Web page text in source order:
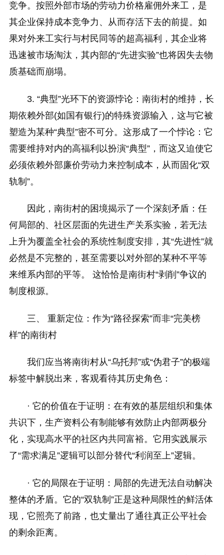
竞争。按照外部市场的劳动力价格雇佣外来工，是
其企业保持成本竞争力、从而存活下去的前提。如
果对外来工实行与村民同等的超高福利，其企业将
迅速被市场淘汰，其内部的“先进实验”也将因失去物
质基础而崩塌。
3. “典型”光环下的资源悖论：南街村的维持，长
期依赖外部(如国有银行)的特殊资源输入，这与它被
塑造为某种“典型”密不可分。这形成了一个悖论：它
需要维持对内的高福利以扮演“典型”，而这又迫使它
必须依赖外部廉价劳动力来控制成本，从而固化“双
轨制”。
因此，南街村的困境揭示了一个深刻矛盾：任
何局部的、社区层面的先进生产关系实验，若无法
上升为覆盖全社会的系统性制度安排，其“先进性”就
必然是不完整的，甚至需要以对外部的某种不平等
来维系内部的平等。 这恰恰是南街村“剥削”争议的
制度根源。
三、 重新定位：作为“路径探索”而非“完美榜
样”的南街村
我们应当将南街村从“乌托邦”或“伪君子”的极端
标签中解脱出来，客观看待其历史角色：
· 它的价值在于证明：在有效的基层组织和集体
共识下，生产资料公有制能够有效防止内部两极分
化，实现高水平的社区内共同富裕。它用实践展示
了“需求满足”逻辑可以部分替代“利润至上”逻辑。
· 它的局限在于证明：局部的先进无法自动解决
整体的矛盾。它的“双轨制”正是这种局限性的鲜活体
现，它照亮了前路，也丈量出了通往真正公平社会
的剩余距离。